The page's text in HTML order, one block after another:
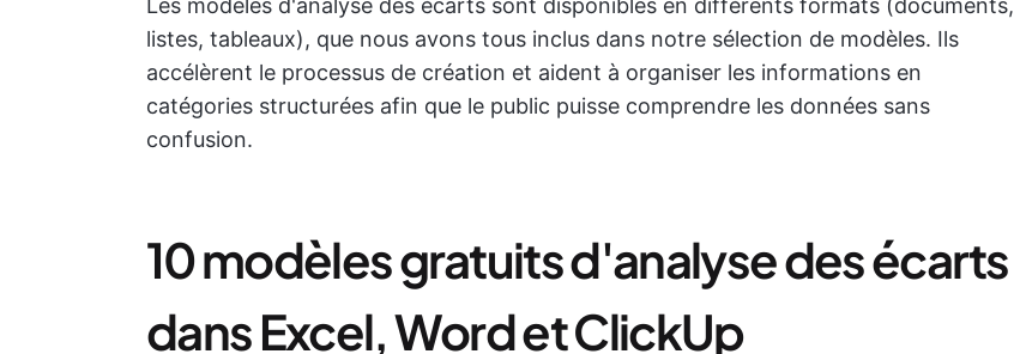
Les modèles d'analyse des écarts sont disponibles en différents formats (documents,
listes, tableaux), que nous avons tous inclus dans notre sélection de modèles. Ils
accélèrent le processus de création et aident à organiser les informations en
catégories structurées afin que le public puisse comprendre les données sans
confusion.
10 modèles gratuits d'analyse des écarts
dans Excel, Word et ClickUp